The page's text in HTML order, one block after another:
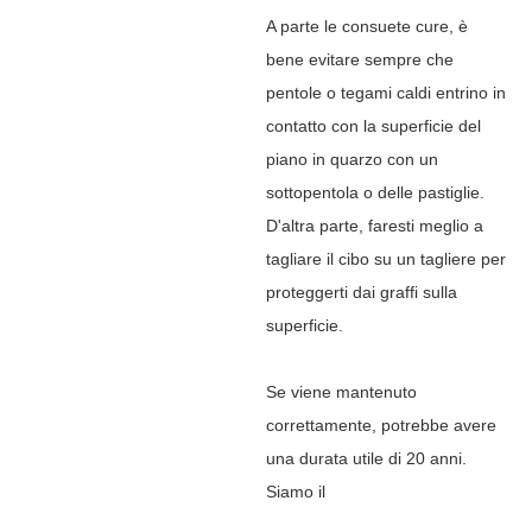
A parte le consuete cure, è
bene evitare sempre che
pentole o tegami caldi entrino in
contatto con la superficie del
piano in quarzo con un
sottopentola o delle pastiglie.
D'altra parte, faresti meglio a
tagliare il cibo su un tagliere per
proteggerti dai graffi sulla
superficie.
Se viene mantenuto
correttamente, potrebbe avere
una durata utile di 20 anni.
Siamo il